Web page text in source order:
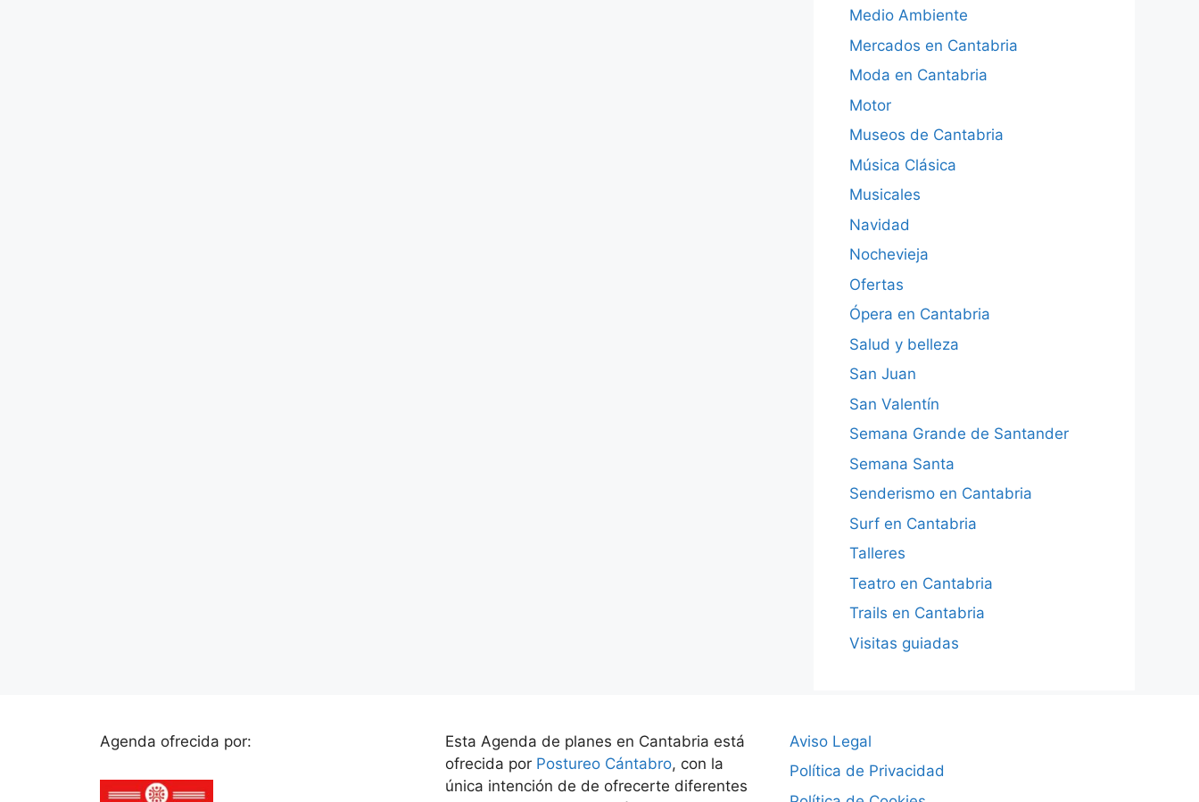
Medio Ambiente
Mercados en Cantabria
Moda en Cantabria
Motor
Museos de Cantabria
Música Clásica
Musicales
Navidad
Nochevieja
Ofertas
Ópera en Cantabria
Salud y belleza
San Juan
San Valentín
Semana Grande de Santander
Semana Santa
Senderismo en Cantabria
Surf en Cantabria
Talleres
Teatro en Cantabria
Trails en Cantabria
Visitas guiadas
Agenda ofrecida por:
Esta Agenda de planes en Cantabria está
ofrecida por Postureo Cántabro, con la
única intención de de ofrecerte diferentes
Aviso Legal
Política de Privacidad